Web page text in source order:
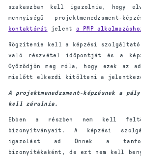
szakaszban kell igazolnia, hogy
mennyiségű
kontaktórát
jelent a PMP
Rögzítenie kell a képzési
való részvétel időpontját és a
Győződjön meg róla, hogy ezek az
mielőtt elkezdi kitölteni a
A projektmenedzsment-képzésnek a
kell zárulnia.
Ebben a részben nem kell
bizonyítványait. A képzési
igazolást ad Önnek a
bizonyítékaként, de ezt nem kell